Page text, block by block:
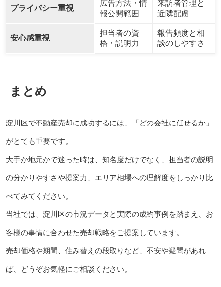
プライバシー重視
広告方法・情
報公開範囲
来訪者管理と
近隣配慮
安心感重視
担当者の資
格・説明力
報告頻度と相
談のしやすさ
まとめ
淀川区で不動産売却に成功するには、「どの会社に任せるか」
がとても重要です。
大手か地元かで迷った時は、知名度だけでなく、担当者の説明
の分かりやすさや提案力、エリア相場への理解度をしっかり比
べてみてください。
当社では、淀川区の市況データと実際の成約事例を踏まえ、お
客様の事情に合わせた売却戦略をご提案しています。
売却価格や期間、住み替えの段取りなど、不安や疑問があれ
ば、どうぞお気軽にご相談ください。